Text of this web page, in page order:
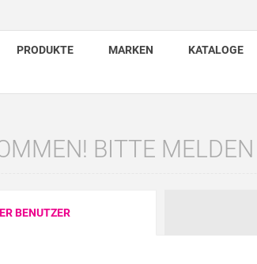
PRODUKTE MARKEN KATALOGE
BITTE
BENUTZER